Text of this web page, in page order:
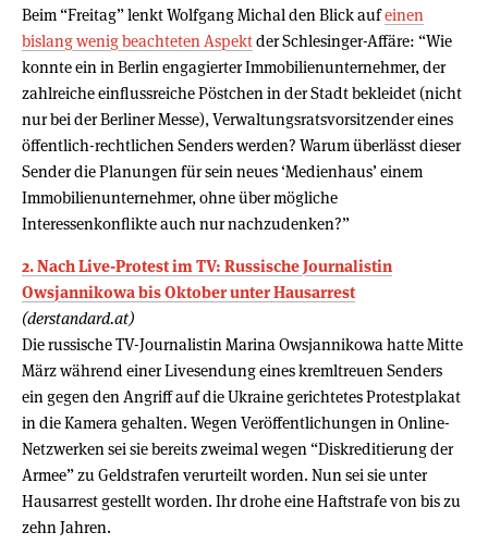
Beim “Freitag” lenkt Wolfgang Michal den Blick aufeinen
bislang wenig beachteten Aspektder Schlesinger-Affäre: “Wie
konnte ein in Berlin engagierter Immobilienunternehmer, der
zahlreiche einflussreiche Pöstchen in der Stadt bekleidet (nicht
nur bei der Berliner Messe), Verwaltungsratsvorsitzender eines
öffentlich-rechtlichen Senders werden? Warum überlässt dieser
Sender die Planungen für sein neues ‘Medienhaus’ einem
Immobilienunternehmer, ohne über mögliche
Interessenkonflikte auch nur nachzudenken?”
2. Nach Live-Protest im TV: Russische Journalistin
Owsjannikowa bis Oktober unter Hausarrest
(derstandard.at)
Die russische TV-Journalistin Marina Owsjannikowa hatte Mitte
März während einer Livesendung eines kremltreuen Senders
ein gegen den Angriff auf die Ukraine gerichtetes Protestplakat
in die Kamera gehalten. Wegen Veröffentlichungen in Online-
Netzwerken sei sie bereits zweimal wegen “Diskreditierung der
Armee” zu Geldstrafen verurteilt worden. Nun sei sie unter
Hausarrest gestellt worden. Ihr drohe eine Haftstrafe von bis zu
zehn Jahren.